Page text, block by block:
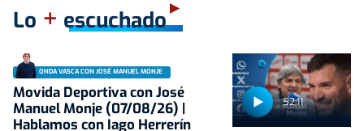
Lo + escuchado
52:11
ONDA VASCA CON JOSÉ MANUEL MONJE
Movida Deportiva con José
Manuel Monje (07/08/26) |
Hablamos con Iago Herrerín